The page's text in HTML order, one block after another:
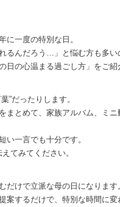
に一度の特別な日。
るんだろう…」と悩む方も多
日の心温まる過ごし方」をご紹
”だったりします。
まとめて、家族アルバム、ミ
い一言でも十分です。
てみてください。
けで立派な母の日になります
案するだけで、特別な時間に変